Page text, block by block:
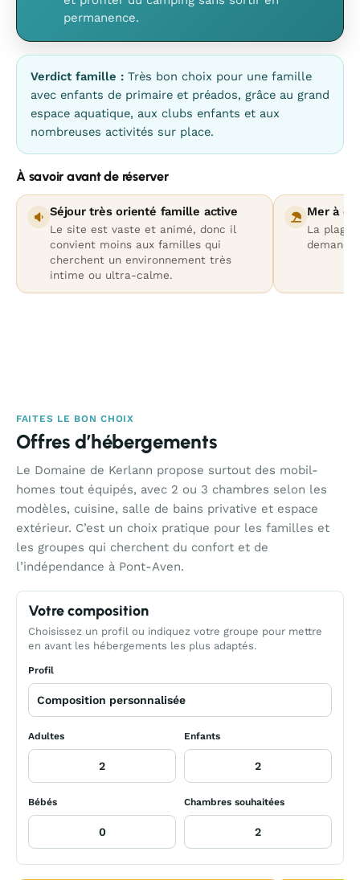
permanence.
Verdict famille : Très bon choix pour une famille
avec enfants de primaire et préados, grâce au grand
espace aquatique, aux clubs enfants et aux
nombreuses activités sur place.
À savoir avant de réserver
Séjour très orienté famille active
Le site est vaste et animé, donc il
convient moins aux familles qui
cherchent un environnement très
intime ou ultra-calme.
Mer à
La plage
FAITES LE BON CHOIX
Offres d’hébergements
Le Domaine de Kerlann propose surtout des mobil-
homes tout équipés, avec 2 ou 3 chambres selon les
modèles, cuisine, salle de bains privative et espace
extérieur. C’est un choix pratique pour les familles et
les groupes qui cherchent du confort et de
l’indépendance à Pont-Aven.
Votre composition
Choisissez un profil ou indiquez votre groupe pour mettre
en avant les hébergements les plus adaptés.
Profil
Adultes Enfants
Bébés Chambres souhaitées